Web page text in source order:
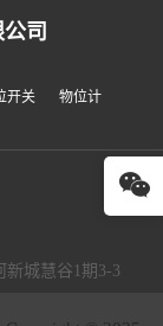
司
开关
物位计
城慧谷1期3-3